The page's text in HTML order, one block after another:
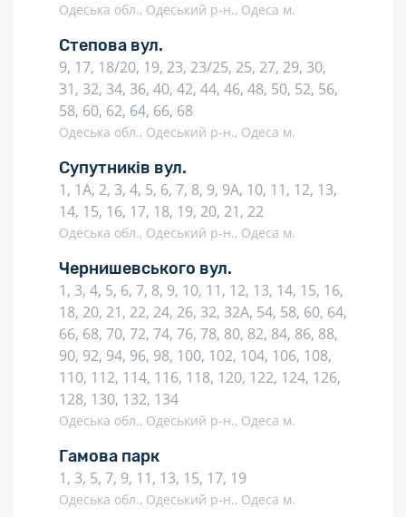
Одеська обл., Одеський р-н., Одеса м.
Степова вул.
9, 17, 18/20, 19, 23, 23/25, 25, 27, 29, 30,
31, 32, 34, 36, 40, 42, 44, 46, 48, 50, 52, 56,
58, 60, 62, 64, 66, 68
Одеська обл., Одеський р-н., Одеса м.
Супутників вул.
1, 1А, 2, 3, 4, 5, 6, 7, 8, 9, 9А, 10, 11, 12, 13,
14, 15, 16, 17, 18, 19, 20, 21, 22
Одеська обл., Одеський р-н., Одеса м.
Чернишевського вул.
1, 3, 4, 5, 6, 7, 8, 9, 10, 11, 12, 13, 14, 15, 16,
18, 20, 21, 22, 24, 26, 32, 32А, 54, 58, 60, 64,
66, 68, 70, 72, 74, 76, 78, 80, 82, 84, 86, 88,
90, 92, 94, 96, 98, 100, 102, 104, 106, 108,
110, 112, 114, 116, 118, 120, 122, 124, 126,
128, 130, 132, 134
Одеська обл., Одеський р-н., Одеса м.
Гамова парк
1, 3, 5, 7, 9, 11, 13, 15, 17, 19
Одеська обл., Одеський р-н., Одеса м.